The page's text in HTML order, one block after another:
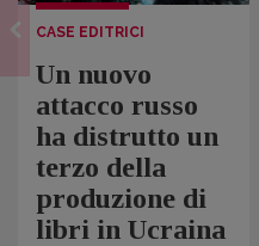
CASE EDITRICI
Un nuovo
attacco russo
ha distrutto un
terzo della
produzione di
libri in Ucraina